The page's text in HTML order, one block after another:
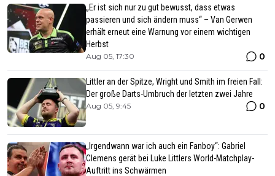
„Er ist sich nur zu gut bewusst, dass etwas
passieren und sich ändern muss“ – Van Gerwen
erhält erneut eine Warnung vor einem wichtigen
Herbst
Aug 05, 17:30 0
Littler an der Spitze, Wright und Smith im freien Fall:
Der große Darts-Umbruch der letzten zwei Jahre
Aug 05, 9:45 0
„Irgendwann war ich auch ein Fanboy“: Gabriel
Clemens gerät bei Luke Littlers World-Matchplay-
Auftritt ins Schwärmen